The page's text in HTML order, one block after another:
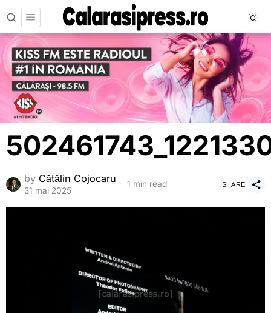
by Cătălin Cojocaru
31 mai 2025
1 min read SHARE